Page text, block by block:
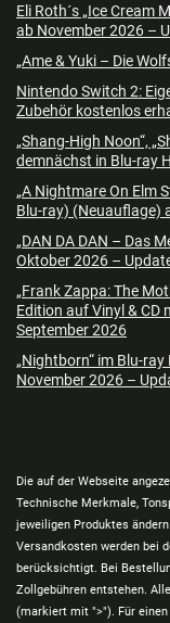
Eli Roth´s „Ice Cream
ab November 2026 –
„Ame & Yuki – Die
Nintendo Switch 2:
Zubehör kostenlos
„Shang-High Noon“,
demnächst in Blu-ray
„A Nightmare On Elm
Blu-ray) (Neuauflage)
„DAN DA DAN – Das
Oktober 2026 –
„Frank Zappa: The
Edition auf Vinyl & CD
September 2026
„Nightborn“ im Blu-
November 2026 –
Die auf der Webseite
Technische Merkmale,
jeweiligen Produktes
Versandkosten werden bei
berücksichtigt. Bei
Zollgebühren entstehen.
(markiert mit ">"). Für